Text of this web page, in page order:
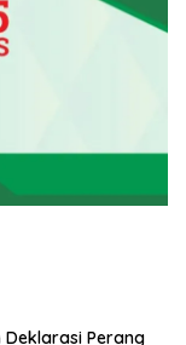
Perang